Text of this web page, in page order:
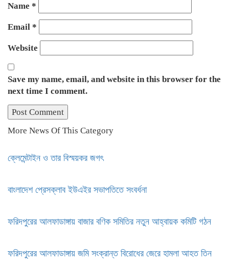
Name *
Email *
Website
Save my name, email, and website in this browser for the
next time I comment.
More News Of This Category
ক্লেমেন্টাইন ও তার বিস্ময়কর জগৎ
বাংলাদেশ প্রেসক্লাব ইউএইর সভাপতিতে সংবর্ধনা
ফরিদপুরের আলফাডাঙ্গায় বাজার বণিক সমিতির নতুন আহ্বায়ক কমিটি গঠন
ফরিদপুরের আলফাডাঙ্গায় জমি সংক্রান্ত বিরোধের জেরে হামলা আহত তিন